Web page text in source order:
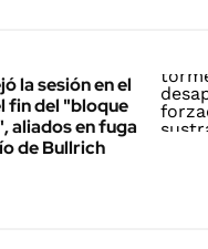
la sesión en el
fin del "bloque
aliados en fuga
de Bullrich